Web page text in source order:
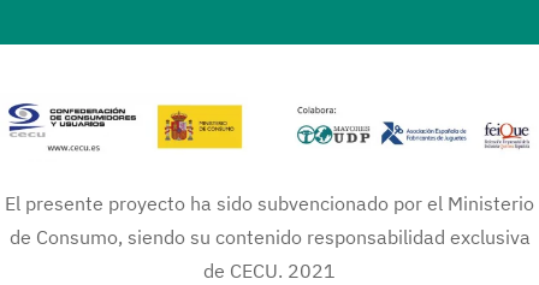
El presente proyecto ha sido subvencionado por el Ministerio
de Consumo, siendo su contenido responsabilidad exclusiva
de CECU. 2021